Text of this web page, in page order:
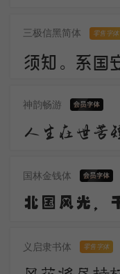
三极信黑简体 零售字体
神韵畅游
国林金钱体
义启隶书体 零售字体